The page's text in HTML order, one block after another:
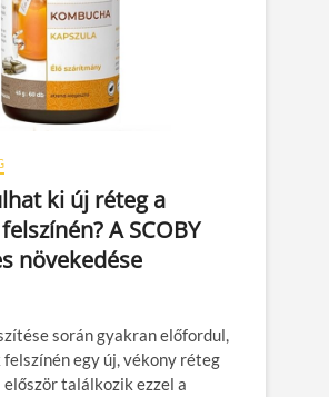
ki új réteg a
A SCOBY
növekedése
során gyakran előfordul,
felszínén egy új, vékony réteg
először találkozik ezzel a